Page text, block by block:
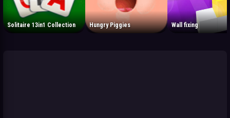
Solitaire 13in1 Collection Hungry Piggies Wall fixing